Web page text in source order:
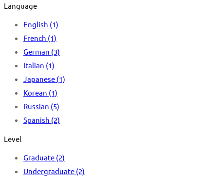
Language
English (1)
French (1)
German (3)
Italian (1)
Japanese (1)
Korean (1)
Russian (5)
Spanish (2)
Level
Graduate (2)
Undergraduate (2)